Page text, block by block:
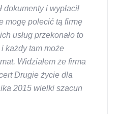
dokumenty i wypłacił
mogę polecić tą firmę
usług przekonało to
każdy tam może
Widziałem że firma
Drugie życie dla
2015 wielki szacun